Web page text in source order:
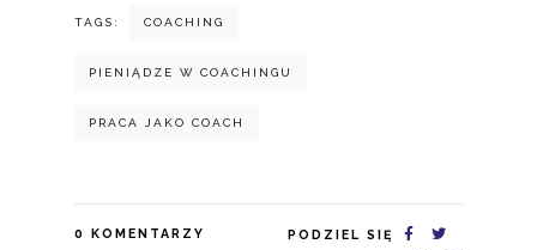
TAGS: COACHING
PIENIĄDZE W COACHINGU
PRACA JAKO COACH
0 KOMENTARZY PODZIEL SIĘ